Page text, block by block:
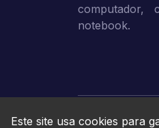
computador,
notebook.
Este site usa cookies para